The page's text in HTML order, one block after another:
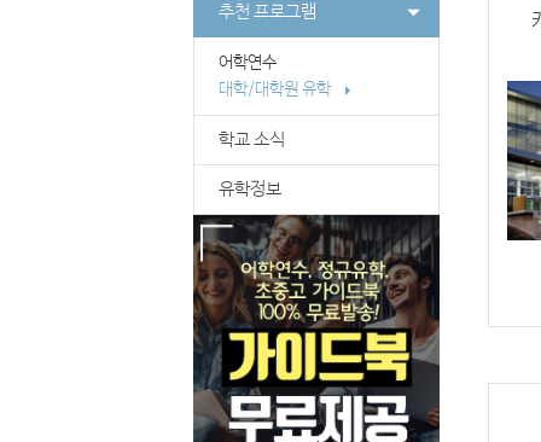
추천 프로그램
어학연수
대학/대학원 유학
학교 소식
유학정보